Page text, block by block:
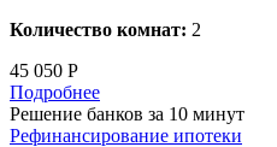
Количество комнат: 2
45 050 Р
Подробнее
Решение банков за 10 минут
Рефинансирование ипотеки